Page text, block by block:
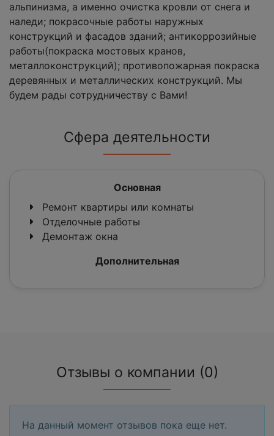
альпинизма, а именно очистка кровли от снега и
наледи; покрасочные работы наружных
конструкций и фасадов зданий; антикоррозийные
работы(покраска мостовых кранов,
металлоконструкций); противопожарная покраска
деревянных и металлических конструкций. Мы
будем рады сотрудничеству с Вами!
Сфера деятельности
Основная
Ремонт квартиры или комнаты
Отделочные работы
Демонтаж окна
Дополнительная
Отзывы о компании (0)
На данный момент отзывов пока еще нет.